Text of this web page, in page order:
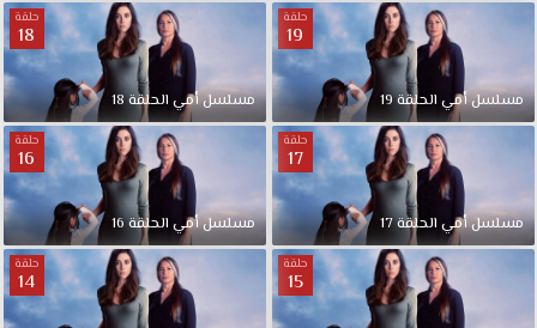
حلقة
19
مسلسلأمي الحلقة19
حلقة
18
مسلسلأمي الحلقة18
حلقة
17
مسلسلأمي الحلقة17
حلقة
16
مسلسلأمي الحلقة16
حلقة
15
حلقة
14